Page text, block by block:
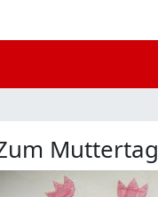
Muttertag